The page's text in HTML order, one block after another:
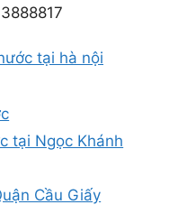
tại hà nội
tại Ngọc Khánh
Cầu Giấy